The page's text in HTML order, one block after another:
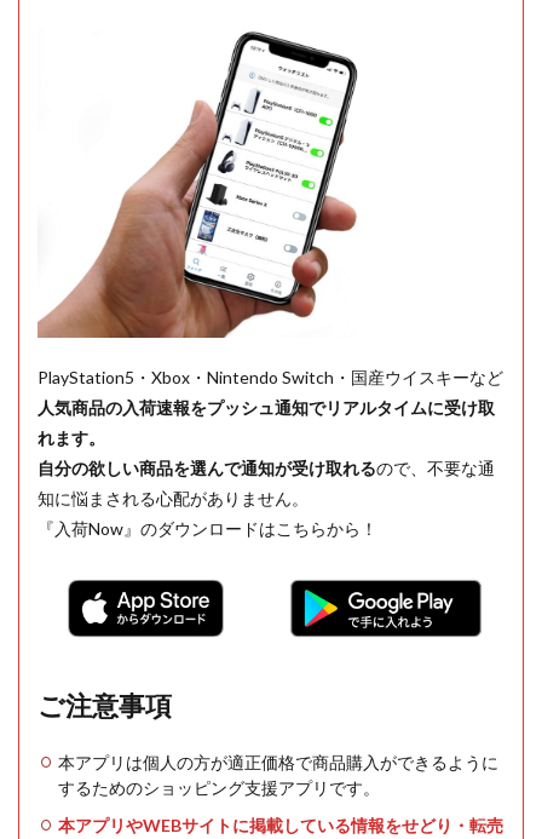
PlayStation5・Xbox・Nintendo Switch・国産ウイスキーなど
人気商品の入荷速報をプッシュ通知でリアルタイムに受け取
れます。
自分の欲しい商品を選んで通知が受け取れるので、不要な通
知に悩まされる心配がありません。
『入荷Now』のダウンロードはこちらから！
ご注意事項
本アプリは個人の方が適正価格で商品購入ができるように
するためのショッピング支援アプリです。
本アプリやWEBサイトに掲載している情報をせどり・転売